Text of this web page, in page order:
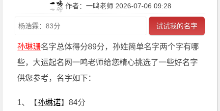
作者：一鸣老师 2026-07-06 09:28
试试我的名字
孙琳珊名字总体得分89分，孙姓简单名字两个字有哪
些，大运起名网一鸣老师给您精心挑选了一些好名字
供您参考，名字如下：
1、【孙琳诺】84分